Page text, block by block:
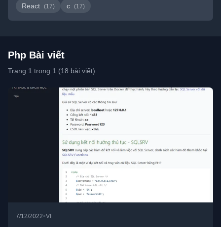
React (17) c (17)
Php Bài viết
Trang 1 trong 1 (18 bài viết)
7/12/2022•VI